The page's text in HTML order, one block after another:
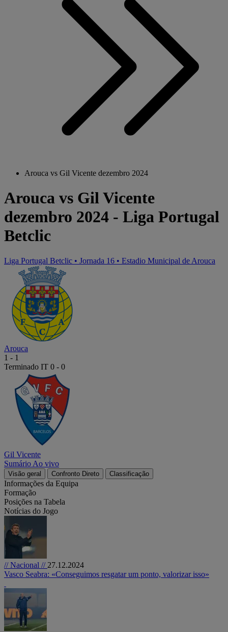
Arouca vs Gil Vicente dezembro 2024
Arouca vs Gil Vicente
dezembro 2024 - Liga Portugal
Betclic
Liga Portugal Betclic • Jornada 16 • Estadio Municipal de Arouca
Arouca
1 - 1
Terminado IT 0 - 0
Gil Vicente
Sumário Ao vivo
Visão geral Confronto Direto Classificação
Informações da Equipa
Formação
Posições na Tabela
Notícias do Jogo
// Nacional // 27.12.2024
Vasco Seabra: «Conseguimos resgatar um ponto, valorizar isso»